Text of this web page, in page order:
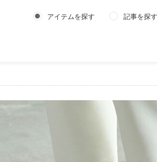
アイテムを探す 記事を探す